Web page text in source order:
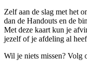
Zelf aan de slag met het
dan de Handouts en de
Met deze kaart kun je
jezelf of je afdeling al
Wil je niets missen? Volg